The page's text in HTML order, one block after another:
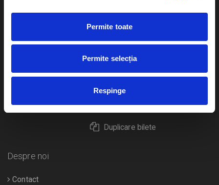
Permite toate
Permite selecția
Respinge
Plata online sau cash
eBilet printat acasa
Livrare prin curier
Duplicare bilete
Concerte si
Sport
Despre noi
Contact